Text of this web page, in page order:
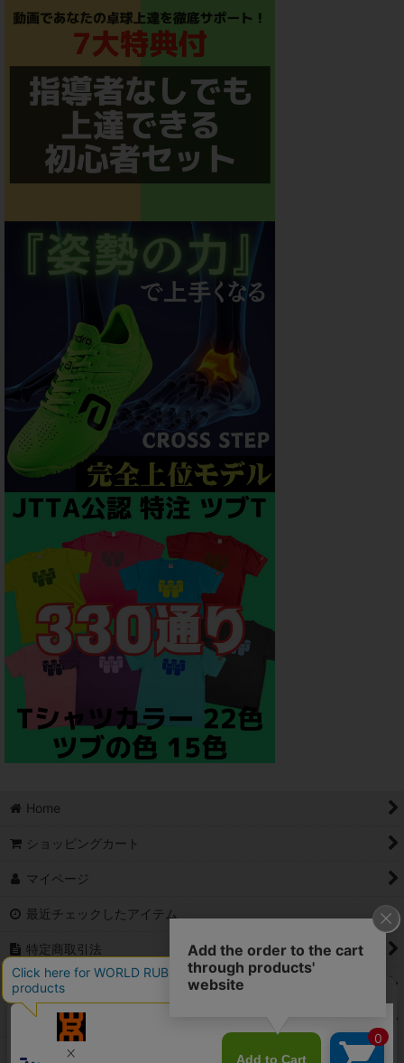
Home
ショッピングカート
マイページ
最近チェックしたアイテム
特定商取引法
ご利用案内
Contact